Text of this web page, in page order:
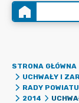
STRONA GŁÓWNA
UCHWAŁY I
RADY
2014